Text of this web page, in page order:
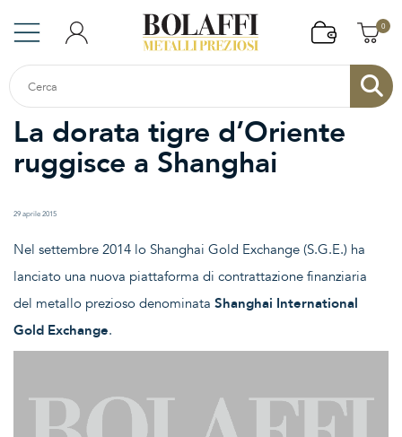
0
La dorata tigre d’Oriente
ruggisce a Shanghai
29 aprile 2015
Nel settembre 2014 lo Shanghai Gold Exchange (S.G.E.) ha
lanciato una nuova piattaforma di contrattazione finanziaria
del metallo prezioso denominata Shanghai International
Gold Exchange.